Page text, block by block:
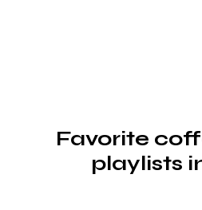
Favorite
playlists